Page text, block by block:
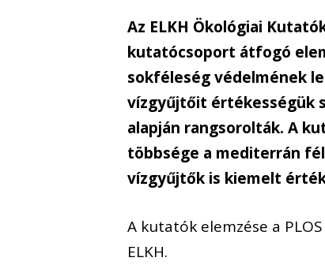
Az ELKH Ökológiai
kutatócsoport átfogó
sokféleség védelmének
vízgyűjtőit értékességük
alapján rangsorolták. A
többsége a mediterrán
vízgyűjtők is kiemelt
A kutatók elemzése a
ELKH.